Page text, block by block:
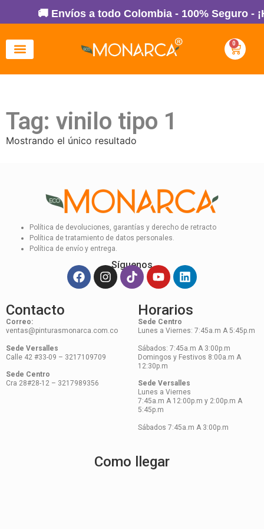
🚚 Envíos a todo Colombia - 100% Seguro -
0
Tag: vinilo tipo 1
Mostrando el único resultado
Política de devoluciones, garantías y derecho de retracto
Política de tratamiento de datos personales.
Política de envío y entrega.
Síguenos
Contacto
Correo:
ventas@pinturasmonarca.com.co
Sede Versalles
Calle 42 #33-09 – 3217109709
Sede Centro
Cra 28#28-12 – 3217989356
Horarios
Sede Centro
Lunes a Viernes: 7:45a.m A 5:45p.m
Sábados: 7:45a.m A 3:00p.m
Domingos y Festivos 8:00a.m A
12:30p.m
Sede Versalles
Lunes a Viernes
7:45a.m A 12:00p.m y 2:00p.m A
5:45p.m
Sábados 7:45a.m A 3:00p.m
Como llegar